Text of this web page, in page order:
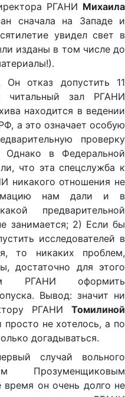
РГАНИ Михаила
сначала на Западе и
увидел свет в
изданы в том числе до
Он отказ допустить 11
читальный зал РГАНИ
находится в ведении
а это означает особую
проверку
Однако в Федеральной
что эта спецслужба к
никакого отношения не
нам дали и в
предварительной
занимается; 2) Если бы
исследователей в
то никаких проблем,
достаточно для этого
РГАНИ оформить
Вывод: значит ни
РГАНИ Томилиной
просто не хотелось, а по
догадываться.
случай вольного
Прозуменщиковым
он очень долго не